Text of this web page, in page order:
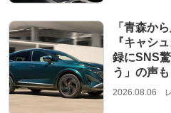
「青森か
『キャシ
録にSNS
う」の声も
2026.08.06